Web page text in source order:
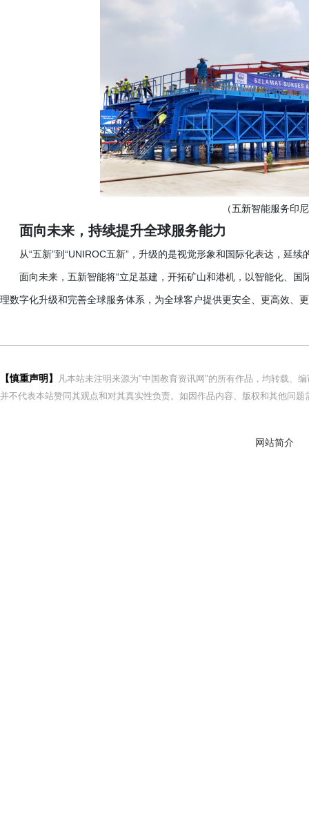
（五新智能服务印
面向未来，持续提升全球服务能力
从“五新”到“UNIROC五新”，升级的是视觉形象和国际化表达，延
面向未来，五新智能将“立足基建，开拓矿山和港机，以智能化、
理数字化升级和完善全球服务体系，为全球客户提供更安全、更高效、
【慎重声明】
凡本站未注明来源为"中国教育资讯网"的所有作品，均转载、
并不代表本站赞同其观点和对其真实性负责。如因作品内容、版权和其他问
网站简介